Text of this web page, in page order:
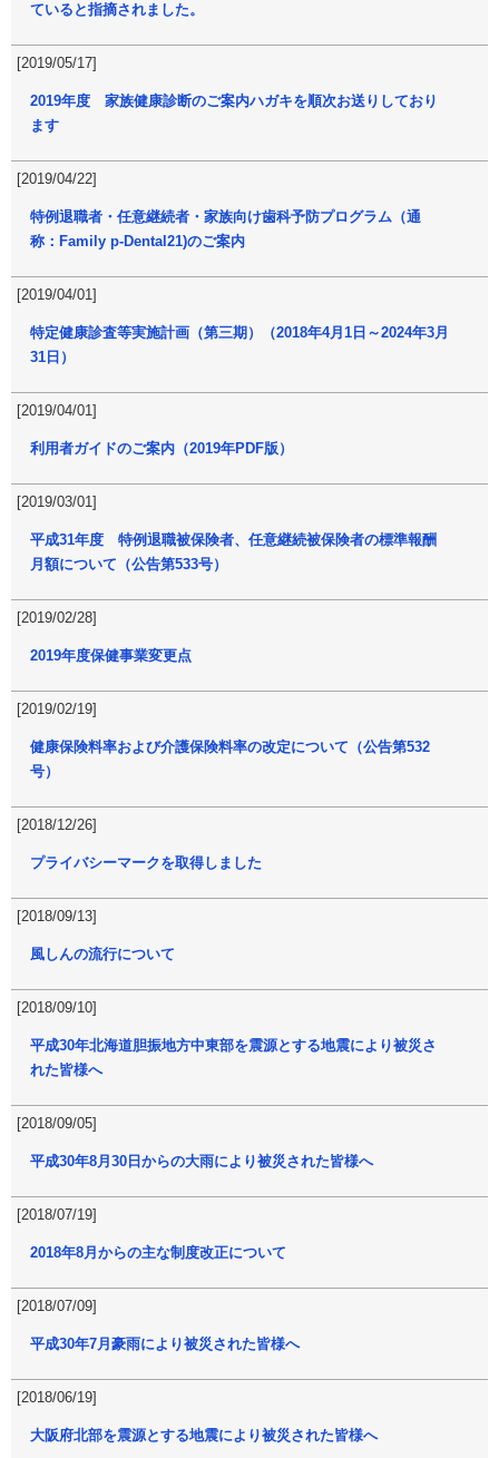
ていると指摘されました。
[2019/05/17]
2019年度 家族健康診断のご案内ハガキを順次お送りしており
ます
[2019/04/22]
特例退職者・任意継続者・家族向け歯科予防プログラム（通
称：Family p-Dental21)のご案内
[2019/04/01]
特定健康診査等実施計画（第三期）（2018年4月1日～2024年3月
31日）
[2019/04/01]
利用者ガイドのご案内（2019年PDF版）
[2019/03/01]
平成31年度 特例退職被保険者、任意継続被保険者の標準報酬
月額について（公告第533号）
[2019/02/28]
2019年度保健事業変更点
[2019/02/19]
健康保険料率および介護保険料率の改定について（公告第532
号）
[2018/12/26]
プライバシーマークを取得しました
[2018/09/13]
風しんの流行について
[2018/09/10]
平成30年北海道胆振地方中東部を震源とする地震により被災さ
れた皆様へ
[2018/09/05]
平成30年8月30日からの大雨により被災された皆様へ
[2018/07/19]
2018年8月からの主な制度改正について
[2018/07/09]
平成30年7月豪雨により被災された皆様へ
[2018/06/19]
大阪府北部を震源とする地震により被災された皆様へ